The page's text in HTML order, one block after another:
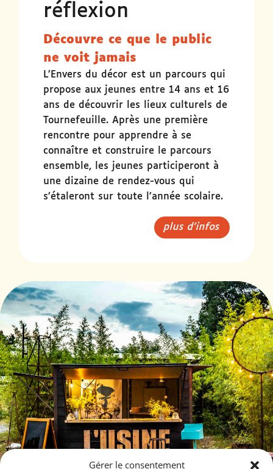
Gérer le consentement
réflexion
Découvre ce que le public
ne voit jamais
L’Envers du décor est un parcours qui
propose aux jeunes entre 14 ans et 16
ans de découvrir les lieux culturels de
Tournefeuille. Après une première
rencontre pour apprendre à se
connaître et construire le parcours
ensemble, les jeunes participeront à
une dizaine de rendez-vous qui
s’étaleront sur toute l’année scolaire.
plus d'infos